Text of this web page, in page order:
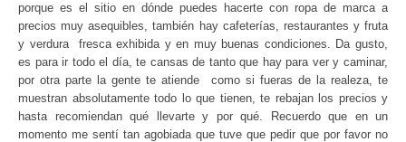
porque es el sitio en dónde puedes hacerte con ropa de marca a
precios muy asequibles, también hay cafeterías, restaurantes y fruta
y verdura fresca exhibida y en muy buenas condiciones. Da gusto,
es para ir todo el día, te cansas de tanto que hay para ver y caminar,
por otra parte la gente te atiende como si fueras de la realeza, te
muestran absolutamente todo lo que tienen, te rebajan los precios y
hasta recomiendan qué llevarte y por qué. Recuerdo que en un
momento me sentí tan agobiada que tuve que pedir que por favor no